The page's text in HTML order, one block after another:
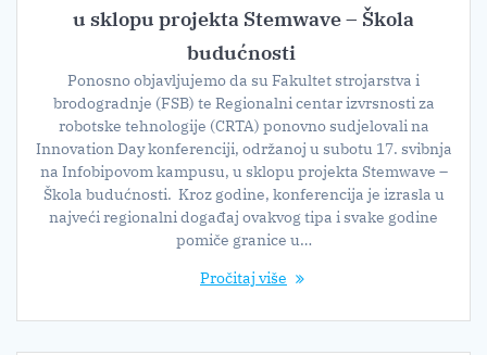
u sklopu projekta Stemwave – Škola
budućnosti
Ponosno objavljujemo da su Fakultet strojarstva i
brodogradnje (FSB) te Regionalni centar izvrsnosti za
robotske tehnologije (CRTA) ponovno sudjelovali na
Innovation Day konferenciji, održanoj u subotu 17. svibnja
na Infobipovom kampusu, u sklopu projekta Stemwave –
Škola budućnosti. Kroz godine, konferencija je izrasla u
najveći regionalni događaj ovakvog tipa i svake godine
pomiče granice u…
Pročitaj više